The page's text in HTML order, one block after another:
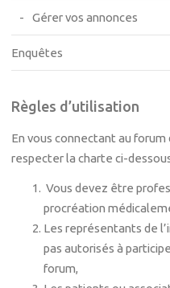
Gérer vos annonces
Enquêtes
Règles d’utilisation
En vous connectant au forum
respecter la charte ci-
Vous devez être
procréation
Les représentants de
pas autorisés à
forum,